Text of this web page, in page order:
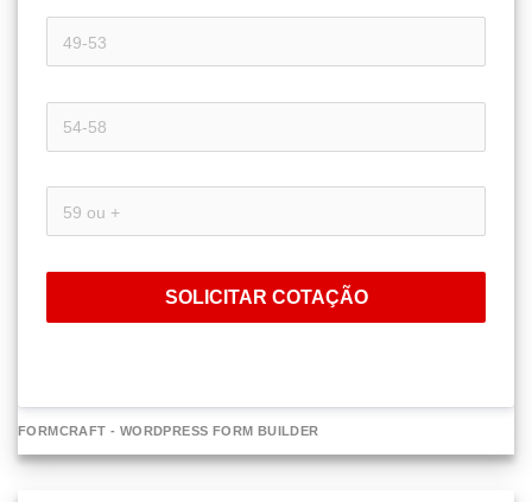
SOLICITAR COTAÇÃO
FORMCRAFT - WORDPRESS FORM BUILDER